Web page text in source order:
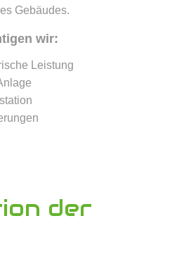
Gebäudes.
wir:
Leistung
der